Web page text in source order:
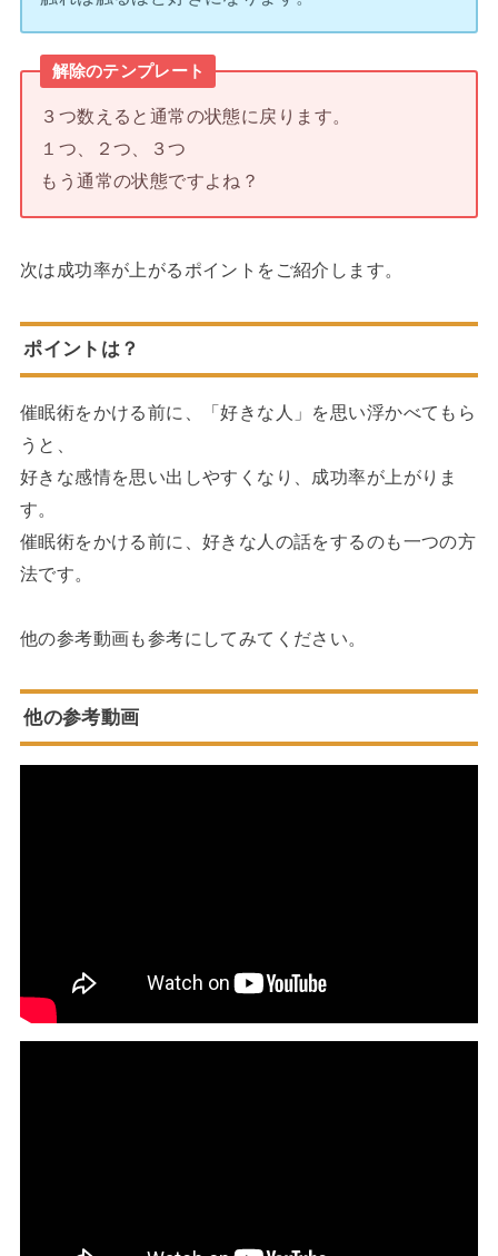
解除のテンプレート
３つ数えると通常の状態に戻ります。
１つ、２つ、３つ
もう通常の状態ですよね？
次は成功率が上がるポイントをご紹介します。
ポイントは？
催眠術をかける前に、「好きな人」を思い浮かべてもら
うと、
好きな感情を思い出しやすくなり、成功率が上がりま
す。
催眠術をかける前に、好きな人の話をするのも一つの方
法です。
他の参考動画も参考にしてみてください。
他の参考動画